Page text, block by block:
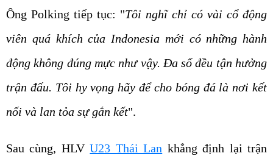
Ông Polking tiếp tục: "Tôi nghĩ chỉ có vài cổ động
viên quá khích của Indonesia mới có những hành
động không đúng mực như vậy. Đa số đều tận hưởng
trận đấu. Tôi hy vọng hãy để cho bóng đá là nơi kết
nối và lan tỏa sự gắn kết".
Sau cùng, HLVU23 Thái Lan khẳng định lại trận